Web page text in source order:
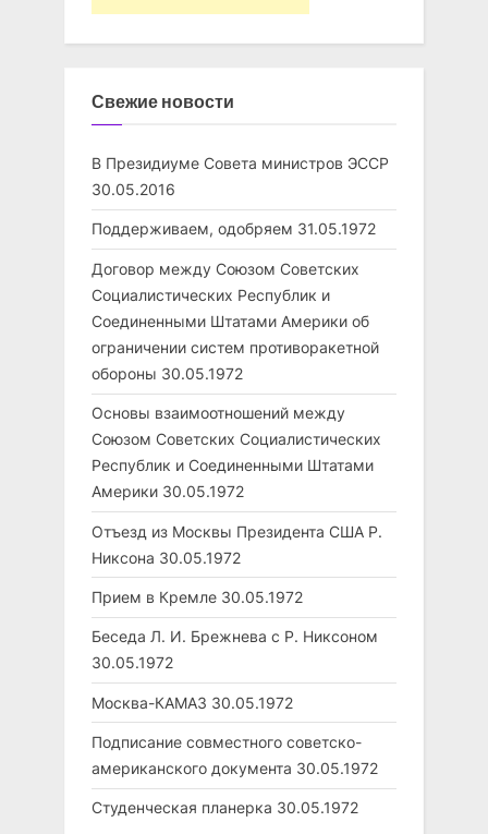
Свежие новости
В Президиуме Совета министров ЭССР
30.05.2016
Поддерживаем, одобряем 31.05.1972
Договор между Союзом Советских
Социалистических Республик и
Соединенными Штатами Америки об
ограничении систем противоракетной
обороны 30.05.1972
Основы взаимоотношений между
Союзом Советских Социалистических
Республик и Соединенными Штатами
Америки 30.05.1972
Отъезд из Москвы Президента США Р.
Никсона 30.05.1972
Прием в Кремле 30.05.1972
Беседа Л. И. Брежнева с Р. Никсоном
30.05.1972
Москва-КАМАЗ 30.05.1972
Подписание совместного советско-
американского документа 30.05.1972
Студенческая планерка 30.05.1972